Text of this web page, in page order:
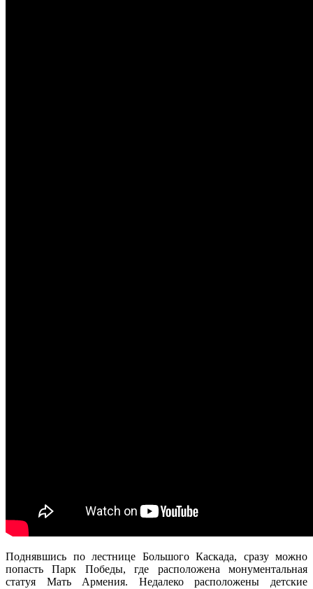
Поднявшись по лестнице Большого Каскада, сразу можно
попасть Парк Победы, где расположена монументальная
статуя Мать Армения. Недалеко расположены детские